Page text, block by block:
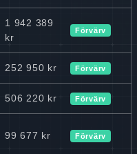
1 942 389
kr
Förvärv
252 950 kr Förvärv
506 220 kr Förvärv
99 677 kr Förvärv